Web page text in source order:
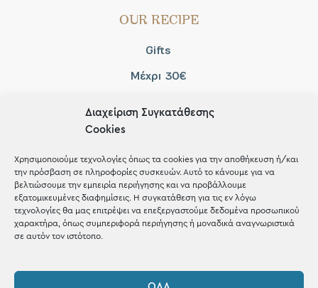
Διαχείριση Συγκατάθεσης
Cookies
Χρησιμοποιούμε τεχνολογίες όπως τα cookies για την αποθήκευση ή/και
την πρόσβαση σε πληροφορίες συσκευών. Αυτό το κάνουμε για να
βελτιώσουμε την εμπειρία περιήγησης και να προβάλλουμε
εξατομικευμένες διαφημίσεις. Η συγκατάθεση για τις εν λόγω
τεχνολογίες θα μας επιτρέψει να επεξεργαστούμε δεδομένα προσωπικού
χαρακτήρα, όπως συμπεριφορά περιήγησης ή μοναδικά αναγνωριστικά
σε αυτόν τον ιστότοπο.
OUR RECIPE
Gifts
Μέχρι 30€
Shop the look
ΚΑΤΑΣΤΗΜΑ
2421 217300